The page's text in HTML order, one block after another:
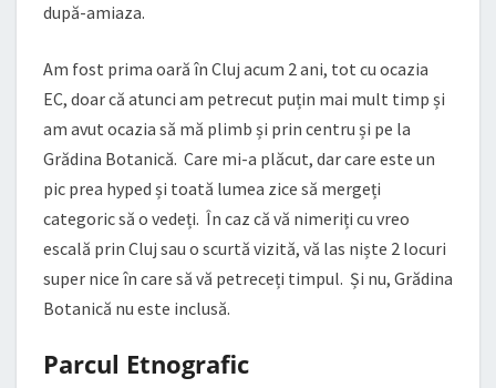
după-amiaza.
Am fost prima oară în Cluj acum 2 ani, tot cu ocazia
EC, doar că atunci am petrecut puțin mai mult timp și
am avut ocazia să mă plimb și prin centru și pe la
Grădina Botanică. Care mi-a plăcut, dar care este un
pic prea hyped și toată lumea zice să mergeți
categoric să o vedeți. În caz că vă nimeriți cu vreo
escală prin Cluj sau o scurtă vizită, vă las niște 2 locuri
super nice în care să vă petreceți timpul. Și nu, Grădina
Botanică nu este inclusă.
Parcul Etnografic